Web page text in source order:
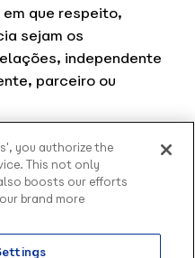
que respeito,
sejam os
independente
parceiro ou
ponto de
assumindo
se superar a cada
do tamanho e
you authorize the
This not only
boosts our efforts
brand more